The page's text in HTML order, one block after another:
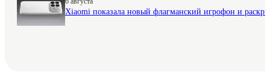
Xiaomi показала новый флагманский игрофон и